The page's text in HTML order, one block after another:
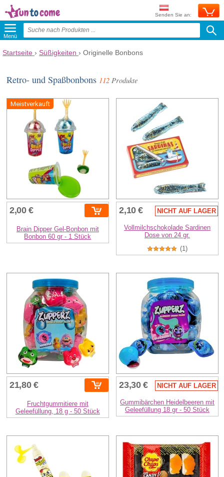
Senden Sie an:
Menü
Startseite › Süßigkeiten › Originelle Bonbons
Retro- und Spaßbonbons 112 Produkte
Meistverkauft
2,00 €
Brain Dipper Gel-Bonbon mit
Bonbon 60 gr - 1 Stück
2,10 € NICHT AUF LAGER
Vollmilchschokolade Sardinen
Dose von 24 gr.
(1)
21,80 €
Fruchtgummitiere mit
Geleefüllung, 18 g - 50 Stück
23,30 € NICHT AUF LAGER
Gummibärchen Heidelbeeren mit
Geleefüllung 18 gr - 50 Stück